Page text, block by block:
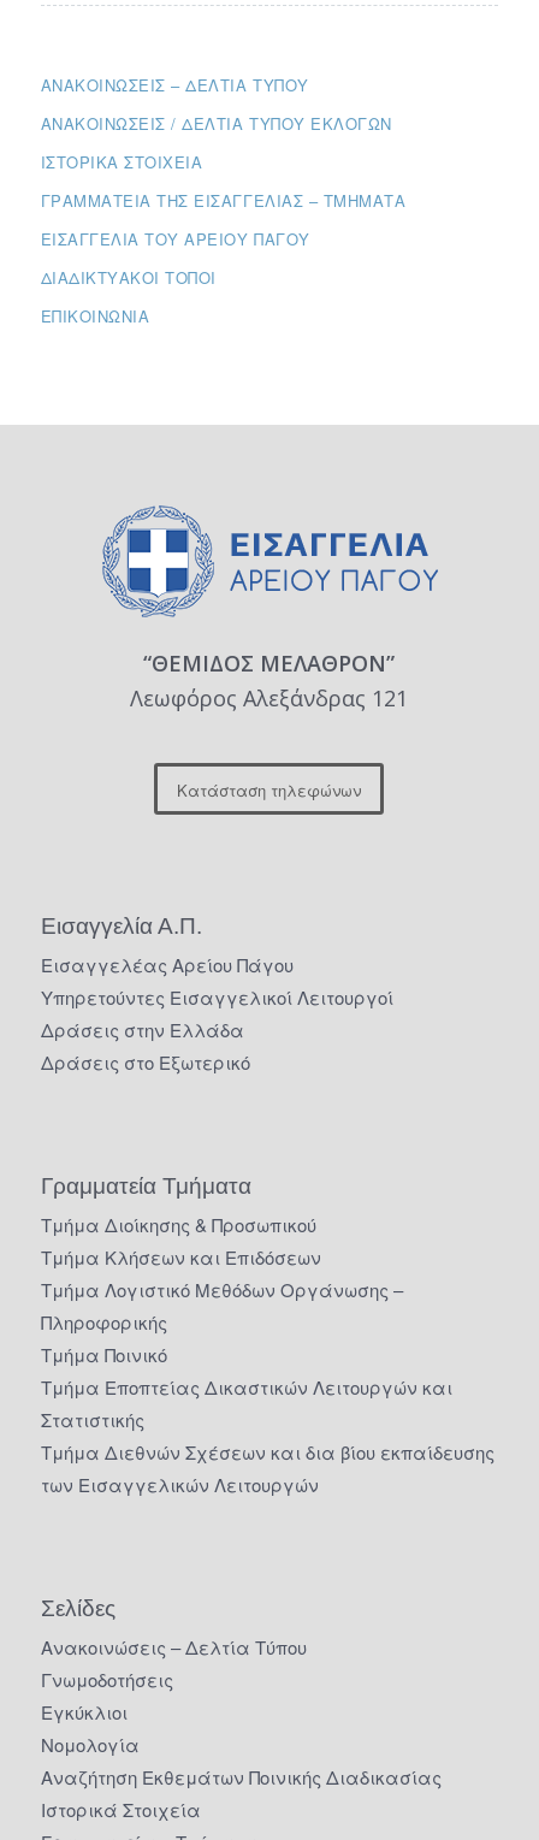
ΑΝΑΚΟΙΝΏΣΕΙΣ – ΔΕΛΤΊΑ ΤΎΠΟΥ
ΑΝΑΚΟΙΝΏΣΕΙΣ / ΔΕΛΤΊΑ ΤΎΠΟΥ ΕΚΛΟΓΏΝ
ΙΣΤΟΡΙΚΆ ΣΤΟΙΧΕΊΑ
ΓΡΑΜΜΑΤΕΊΑ ΤΗΣ ΕΙΣΑΓΓΕΛΊΑΣ – ΤΜΉΜΑΤΑ
ΕΙΣΑΓΓΕΛΊΑ ΤΟΥ ΑΡΕΊΟΥ ΠΆΓΟΥ
ΔΙΑΔΙΚΤΥΑΚΟΊ ΤΌΠΟΙ
ΕΠΙΚΟΙΝΩΝΊΑ
“ΘΕΜΙΔΟΣ ΜΕΛΑΘΡΟΝ”
Λεωφόρος Αλεξάνδρας 121
Κατάσταση τηλεφώνων
Εισαγγελία Α.Π.
Εισαγγελέας Αρείου Πάγου
Υπηρετούντες Εισαγγελικοί Λειτουργοί
Δράσεις στην Ελλάδα
Δράσεις στο Εξωτερικό
Γραμματεία Τμήματα
Τμήμα Διοίκησης & Προσωπικού
Τμήμα Κλήσεων και Επιδόσεων
Τμήμα Λογιστικό Μεθόδων Οργάνωσης –
Πληροφορικής
Τμήμα Ποινικό
Τμήμα Εποπτείας Δικαστικών Λειτουργών και
Στατιστικής
Τμήμα Διεθνών Σχέσεων και δια βίου εκπαίδευσης
των Εισαγγελικών Λειτουργών
Σελίδες
Ανακοινώσεις – Δελτία Τύπου
Γνωμοδοτήσεις
Εγκύκλιοι
Νομολογία
Αναζήτηση Εκθεμάτων Ποινικής Διαδικασίας
Ιστορικά Στοιχεία